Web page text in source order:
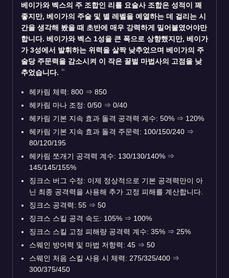
베이가와 벡스의 주 조합인 리롤 요술사 조합은 성적이 꽤
좋지만, 베이가의 주술 및 별 레벨을 예열하는 데 걸리는 시
간을 생각해 봤을 때 초반에 매우 강력하게 밀어붙였어야만
합니다. 베이가와 벡스 1성을 큰 폭으로 상향했지만, 베이가
가 3성에서 발휘하는 위력을 살짝 낮추었으며 베이가의 주
술당 주문력을 감소시켜 이 작은 꿀벌 마법사의 고점을 낮
추었습니다.
헤카림 체력: 800 ⇒ 850
헤카림 마나 조정: 0/50 ⇒ 0/40
헤카림 기본 지속 효과 돌격 공격력 계수: 50% ⇒ 120%
헤카림 기본 지속 효과 돌격 주문력: 100/150/240 ⇒
80/120/195
헤카림 쪼개기 공격력 계수: 130/130/140% ⇒
145/145/155%
징크스 버그 수정: 이제 정상적으로 기본 공격력만이 아
닌 최종 공격력을 사용해 추가 고정 피해를 계산합니다.
징크스 공격력: 55 ⇒ 50
징크스 스킬 공격 속도: 105% ⇒ 100%
징크스 스킬 고정 피해량 공격력 계수: 35% ⇒ 25%
스웨인 방어력 및 마법 저항력: 45 ⇒ 50
스웨인 처음 스킬 사용 시 체력: 275/325/400 ⇒
300/375/450